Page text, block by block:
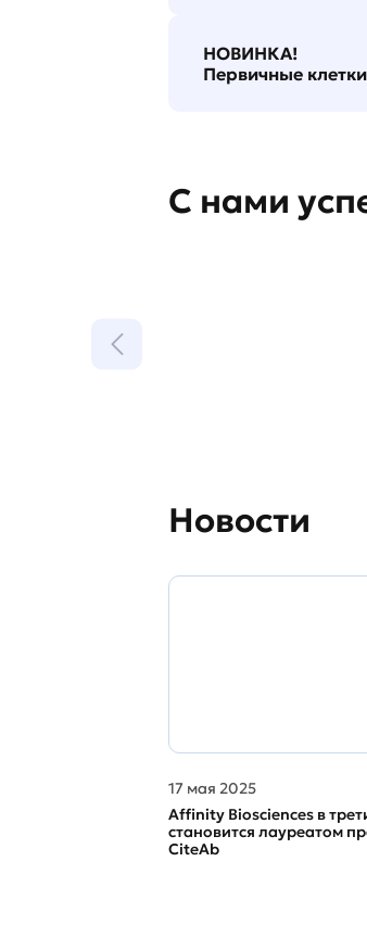
НОВИНКА!
Первичные
С нами
Новости
17 мая 2025
Affinity Biosciences в
становится лауреатом
CiteAb